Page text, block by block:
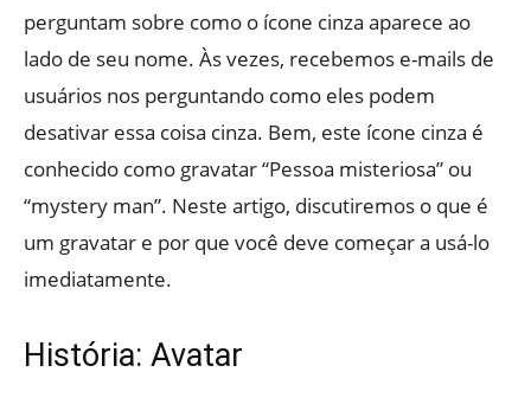
perguntam sobre como o ícone cinza aparece ao
lado de seu nome. Às vezes, recebemos e-mails de
usuários nos perguntando como eles podem
desativar essa coisa cinza. Bem, este ícone cinza é
conhecido como gravatar “Pessoa misteriosa” ou
“mystery man”. Neste artigo, discutiremos o que é
um gravatar e por que você deve começar a usá-lo
imediatamente.
História: Avatar